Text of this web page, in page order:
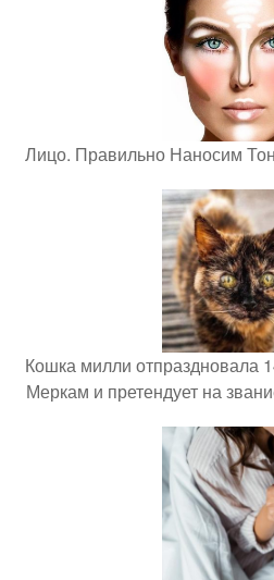
Лицо. Правильно Наносим
Кошка милли отпраздновала
Меркам и претендует на